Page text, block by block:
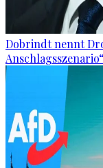
Dobrindt nennt
Anschlagsszenario“